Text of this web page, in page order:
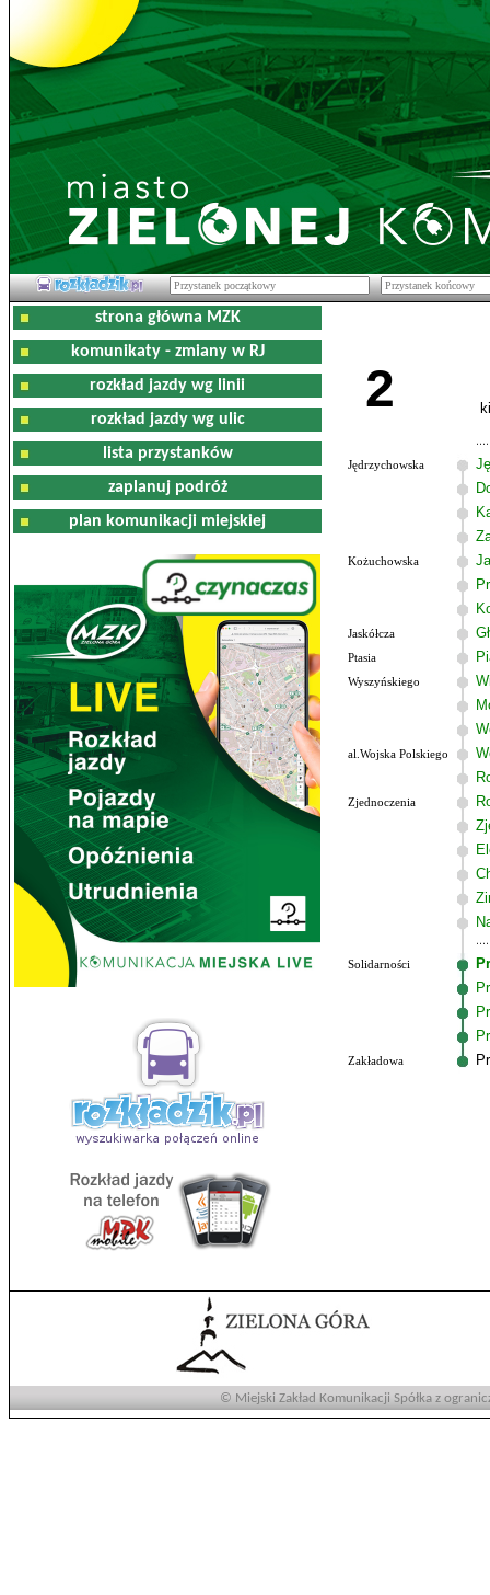
strona główna MZK
komunikaty - zmiany w RJ
rozkład jazdy wg linii
rozkład jazdy wg ulic
lista przystanków
zaplanuj podróż
plan komunikacji miejskiej
2
Jędrzychowska
Kożuchowska
Jaskółcza
Ptasia
Wyszyńskiego
al.Wojska Polskiego
Zjednoczenia
Solidarności
Zakładowa
© Miejski Zakład Komunikacji Spółka z